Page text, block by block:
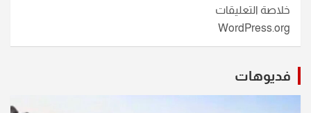
خلاصة التعليقات
WordPress.org
فديوهات